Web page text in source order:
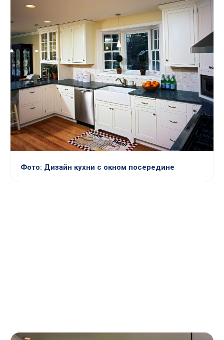
Фото: Дизайн кухни с окном посередине